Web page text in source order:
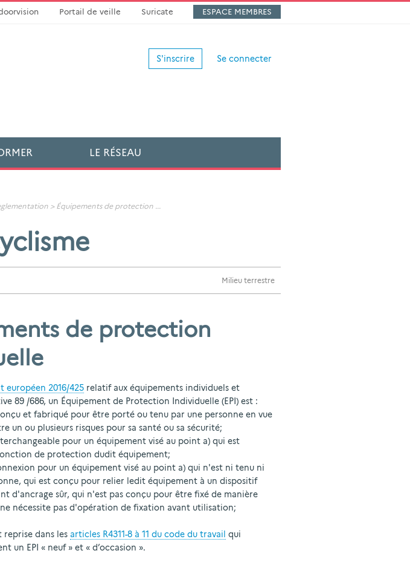
Portail de veille Suricate ESPACE MEMBRES
S'inscrire Se connecter
LE RÉSEAU
> Équipements de protection...
Milieu terrestre
de protection
européen 2016/425relatif aux équipements individuels et
89 /686, un Équipement de Protection Individuelle (EPI) est :
et fabriqué pour être porté ou tenu par une personne en vue
un ou plusieurs risques pour sa santé ou sa sécurité;
pour un équipement visé au point a) qui est
de protection dudit équipement;
pour un équipement visé au point a) qui n'est ni tenu ni
qui est conçu pour relier ledit équipement à un dispositif
d'ancrage sûr, qui n'est pas conçu pour être fixé de manière
nécessite pas d'opération de fixation avant utilisation;
dans les articles R4311-8 à 11 du code du travail qui
un EPI « neuf » et « d’occasion ».